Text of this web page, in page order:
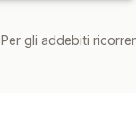
gli addebiti